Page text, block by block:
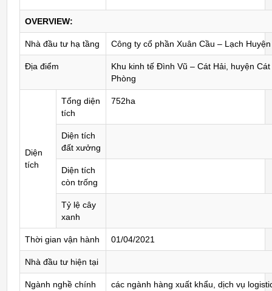
OVERVIEW:
Nhà đầu tư hạ tầng Công ty cổ phần Xuân Cầu – Lạch Huyện
Địa điểm
Khu kinh tế Đình Vũ – Cát Hải, huyện
Phòng
Diện
tích
Tổng diện
tích
752ha
Diện tích
đất xưởng
Diện tích
còn trống
Tỷ lệ cây
xanh
Thời gian vận hành 01/04/2021
Nhà đầu tư hiện tại
Ngành nghề chính
các ngành hàng xuất khẩu, dịch vụ